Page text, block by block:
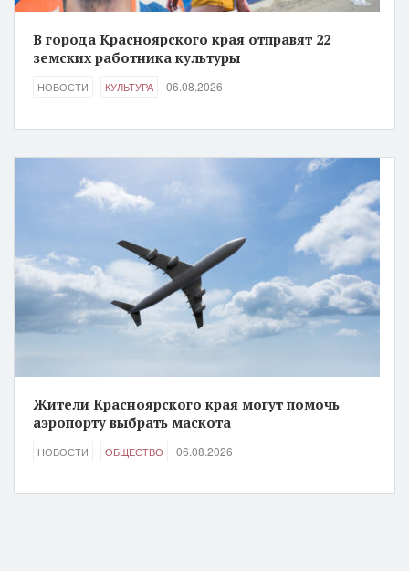
В города Красноярского края отправят 22
земских работника культуры
НОВОСТИ КУЛЬТУРА 06.08.2026
Жители Красноярского края могут помочь
аэропорту выбрать маскота
НОВОСТИ ОБЩЕСТВО 06.08.2026